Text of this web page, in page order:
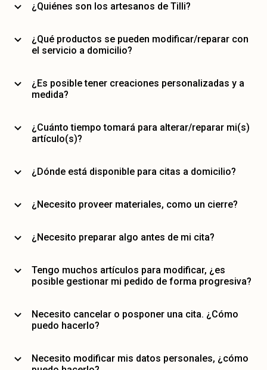
¿Quiénes son los artesanos de Tilli?
¿Qué productos se pueden modificar/reparar con
el servicio a domicilio?
¿Es posible tener creaciones personalizadas y a
medida?
¿Cuánto tiempo tomará para alterar/reparar mi(s)
artículo(s)?
¿Dónde está disponible para citas a domicilio?
¿Necesito proveer materiales, como un cierre?
¿Necesito preparar algo antes de mi cita?
Tengo muchos artículos para modificar, ¿es
posible gestionar mi pedido de forma progresiva?
Necesito cancelar o posponer una cita. ¿Cómo
puedo hacerlo?
Necesito modificar mis datos personales, ¿cómo